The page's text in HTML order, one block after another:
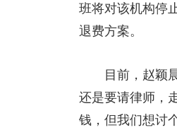
班将对该机构停
退费方案。
目前，赵颖晨
还是要请律师，
钱，但我们想讨